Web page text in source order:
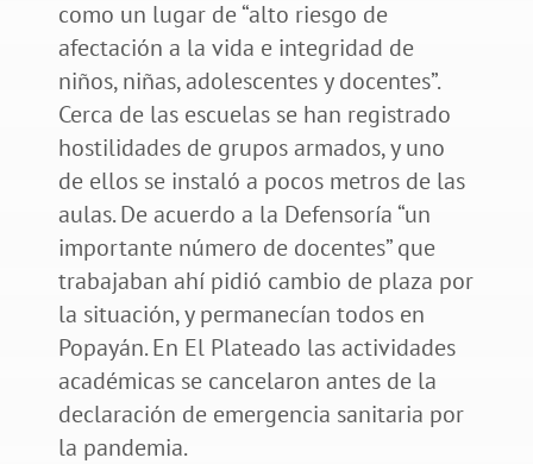
como un lugar de “alto riesgo de
afectación a la vida e integridad de
niños, niñas, adolescentes y docentes”.
Cerca de las escuelas se han registrado
hostilidades de grupos armados, y uno
de ellos se instaló a pocos metros de las
aulas. De acuerdo a la Defensoría “un
importante número de docentes” que
trabajaban ahí pidió cambio de plaza por
la situación, y permanecían todos en
Popayán. En El Plateado las actividades
académicas se cancelaron antes de la
declaración de emergencia sanitaria por
la pandemia.